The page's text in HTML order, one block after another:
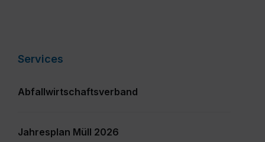
Services
Abfallwirtschaftsverband
Jahresplan Müll 2026